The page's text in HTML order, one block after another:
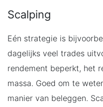
Scalping
Eén strategie is
dagelijks veel trades
rendement beperkt, het
massa. Goed om te
manier van beleggen.